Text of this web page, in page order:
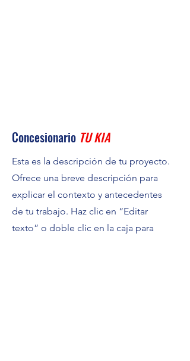
Concesionario TU KIA
Esta es la descripción de tu proyecto.
Ofrece una breve descripción para
explicar el contexto y antecedentes
de tu trabajo. Haz clic en “Editar
texto” o doble clic en la caja para